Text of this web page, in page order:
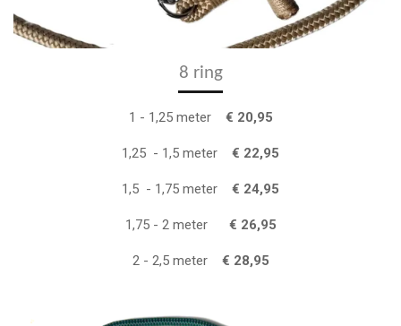
8 ring
1 - 1,25 meter € 20,95
1,25 - 1,5 meter € 22,95
1,5 - 1,75 meter € 24,95
1,75 - 2 meter € 26,95
2 - 2,5 meter € 28,95